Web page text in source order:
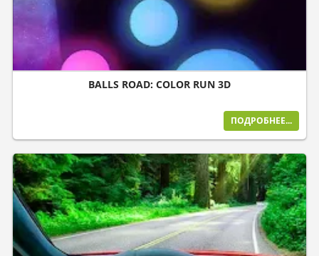
BALLS ROAD: COLOR RUN 3D
ПОДРОБНЕЕ...